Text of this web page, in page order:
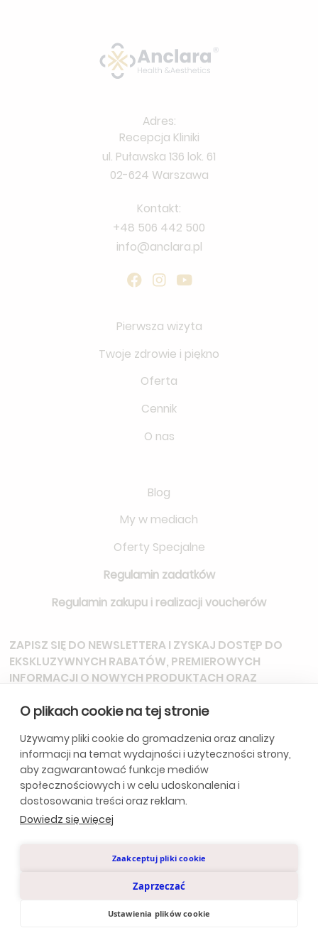
O plikach cookie na tej stronie
Używamy pliki cookie do gromadzenia oraz analizy
informacji na temat wydajności i użyteczności strony,
aby zagwarantować funkcje mediów
społecznościowych i w celu udoskonalenia i
dostosowania treści oraz reklam.
Dowiedz się więcej
Zaakceptuj pliki cookie
Zaprzeczać
Ustawienia plików cookie
Adres:
Recepcja Kliniki
ul. Puławska 136 lok. 61
02-624 Warszawa
Kontakt:
+48 506 442 500
info@anclara.pl
Pierwsza wizyta
Twoje zdrowie i piękno
Oferta
Cennik
O nas
Blog
My w mediach
Oferty Specjalne
Regulamin zadatków
Regulamin zakupu i realizacji voucherów
ZAPISZ SIĘ DO NEWSLETTERAI ZYSKAJ DOSTĘP DO
EKSKLUZYWNYCH RABATÓW, PREMIEROWYCH
INFORMACJI O NOWYCH PRODUKTACH ORAZ
*Subskrybując, wyrażasz zgodę na otrzymywanie aktualizacji od
naszej firmy. Szczegóły wPolitycę Prywatności.
Design by
Polityka Prywatności